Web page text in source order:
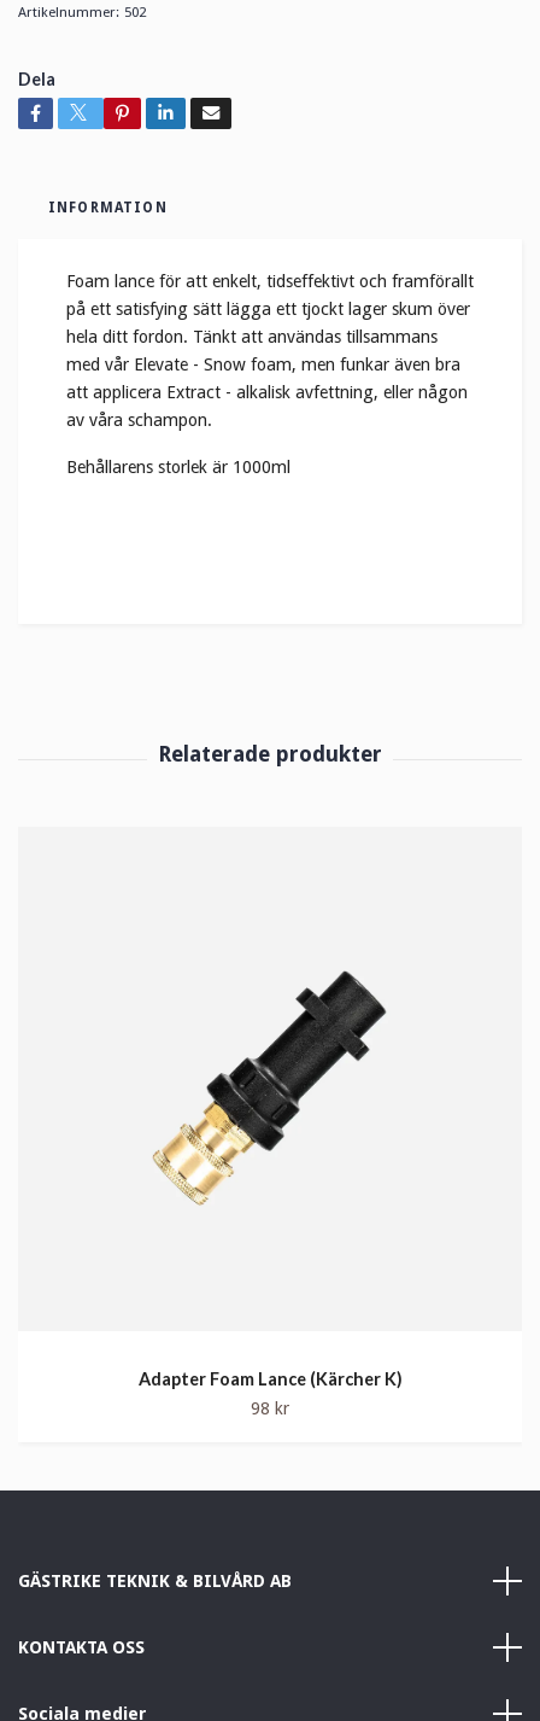
Artikelnummer: 502
Dela
INFORMATION
Foam lance för att enkelt, tidseffektivt och framförallt
på ett satisfying sätt lägga ett tjockt lager skum över
hela ditt fordon. Tänkt att användas tillsammans
med vår Elevate - Snow foam, men funkar även bra
att applicera Extract - alkalisk avfettning, eller någon
av våra schampon.
Behållarens storlek är 1000ml
Adapter Foam Lance (Kärcher K)
98 kr
GÄSTRIKE TEKNIK & BILVÅRD AB
KONTAKTA OSS
Sociala medier